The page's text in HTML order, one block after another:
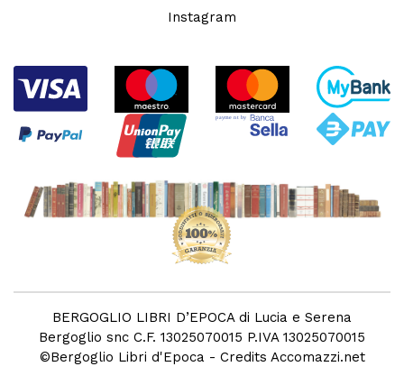
Instagram
BERGOGLIO LIBRI D’EPOCA di Lucia e Serena
Bergoglio snc C.F. 13025070015 P.IVA 13025070015
©Bergoglio Libri d'Epoca - Credits Accomazzi.net